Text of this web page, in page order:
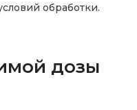
обработки.
дозы